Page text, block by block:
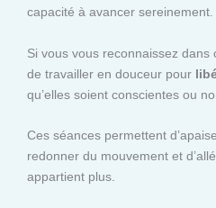
capacité à avancer sereinement.
Si vous vous reconnaissez dans
de travailler en douceur pour
qu’elles soient conscientes ou
Ces séances permettent
redonner du mouvement et
appartient plus.